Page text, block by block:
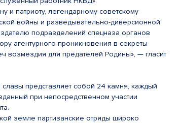
и патриоту, легендарному советскому
войны и разведывательно-диверсионной
подразделений спецназа органов
агентурного проникновения в секреты
для предателей Родины», — гласит
представляет собой 24 камня, каждый
при непосредственном участии
земле партизанские отряды широко